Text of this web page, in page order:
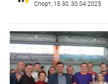
Спорт, 15:30, 30.04.2025